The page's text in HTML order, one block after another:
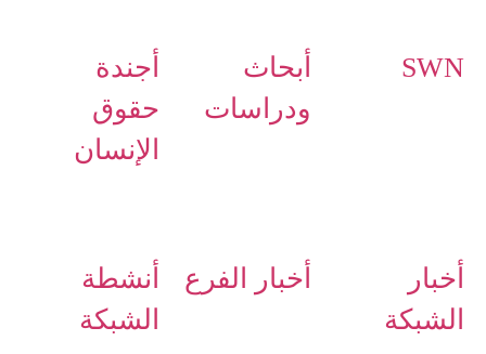
SWN
أبحاث
ودراسات
أجندة
حقوق
الإنسان
أخبار
الشبكة
أخبار الفرع
أنشطة
الشبكة